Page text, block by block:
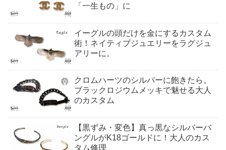
「一生もの」に
イーグルの頭だけを金にするカスタム
術！ネイティブジュエリーをラグジュ
アリーに。
クロムハーツのシルバーに飽きたら。
ブラックロジウムメッキで魅せる大人
のカスタム
【黒ずみ・変色】真っ黒なシルバーバ
ングルがK18ゴールドに！大人のカス
タム修理